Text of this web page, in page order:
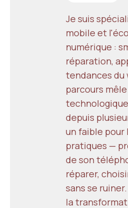
Je suis
mobile et
numérique :
réparation,
tendances du
parcours
depuis
un faible pour
pratiques —
de son
réparer,
sans se
la